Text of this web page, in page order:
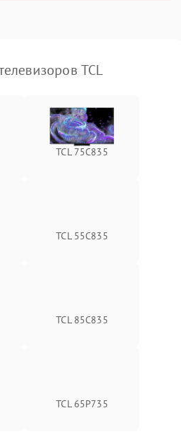
TCL
TCL 75C835
TCL 55C835
TCL 85C835
TCL 65P735